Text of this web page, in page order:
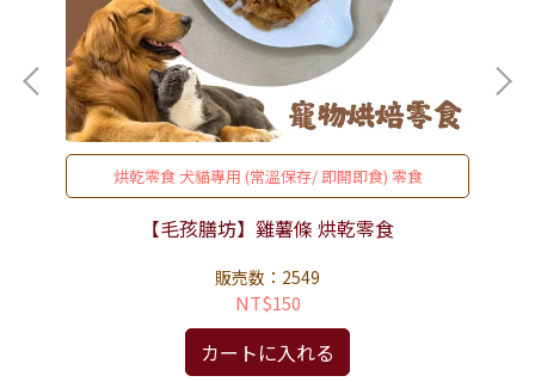
烘乾零食 犬貓專用 (常溫保存/ 即開即食) 零食
【毛孩膳坊】雞薯條 烘乾零食
販売数：2549
NT$150
カートに入れる